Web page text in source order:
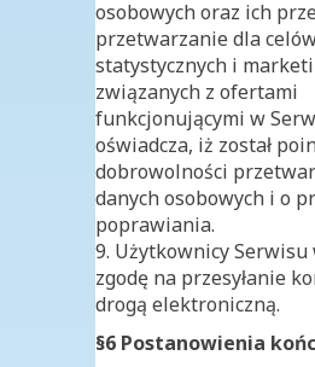
osobowych oraz ich
przetwarzanie dla
statystycznych i
związanych z ofertami
funkcjonującymi w
oświadcza, iż został
dobrowolności
danych osobowych i o
poprawiania.
9. Użytkownicy Serwisu
zgodę na przesyłanie
drogą elektroniczną.
§6 Postanowienia